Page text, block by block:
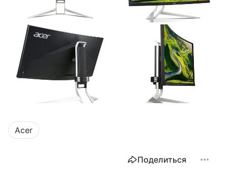
Acer
Поделиться